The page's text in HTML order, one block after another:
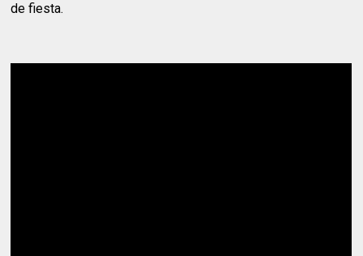
de fiesta.